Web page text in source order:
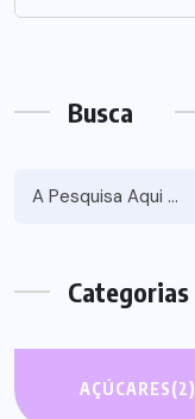
Busca
Categorias
AÇÚCARES(2)